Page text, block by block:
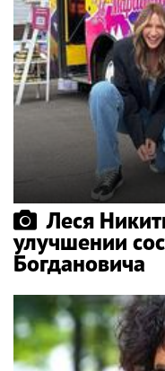
Леся
улучшении
Богдановича